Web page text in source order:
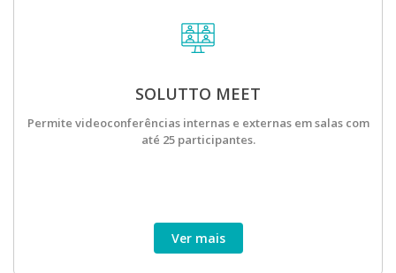
SOLUTTO MEET
Permite videoconferências internas e externas em salas com
até 25 participantes.
Ver mais